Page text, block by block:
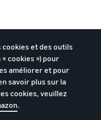
ASIN
vente sur Amazon
standard
différent d'un
cookies et des outils
cookies ») pour
améliorer et pour
savoir plus sur la
cookies, veuillez
.